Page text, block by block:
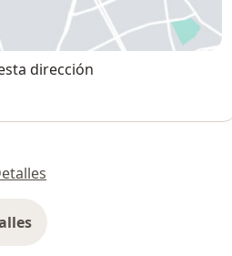
en una nueva pestaña
dirección
dirección